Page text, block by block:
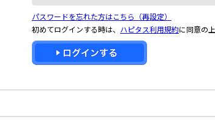
パスワードを忘れた方はこちら（再設定）
初めてログインする時は、 ハピタス利用規約に同意の